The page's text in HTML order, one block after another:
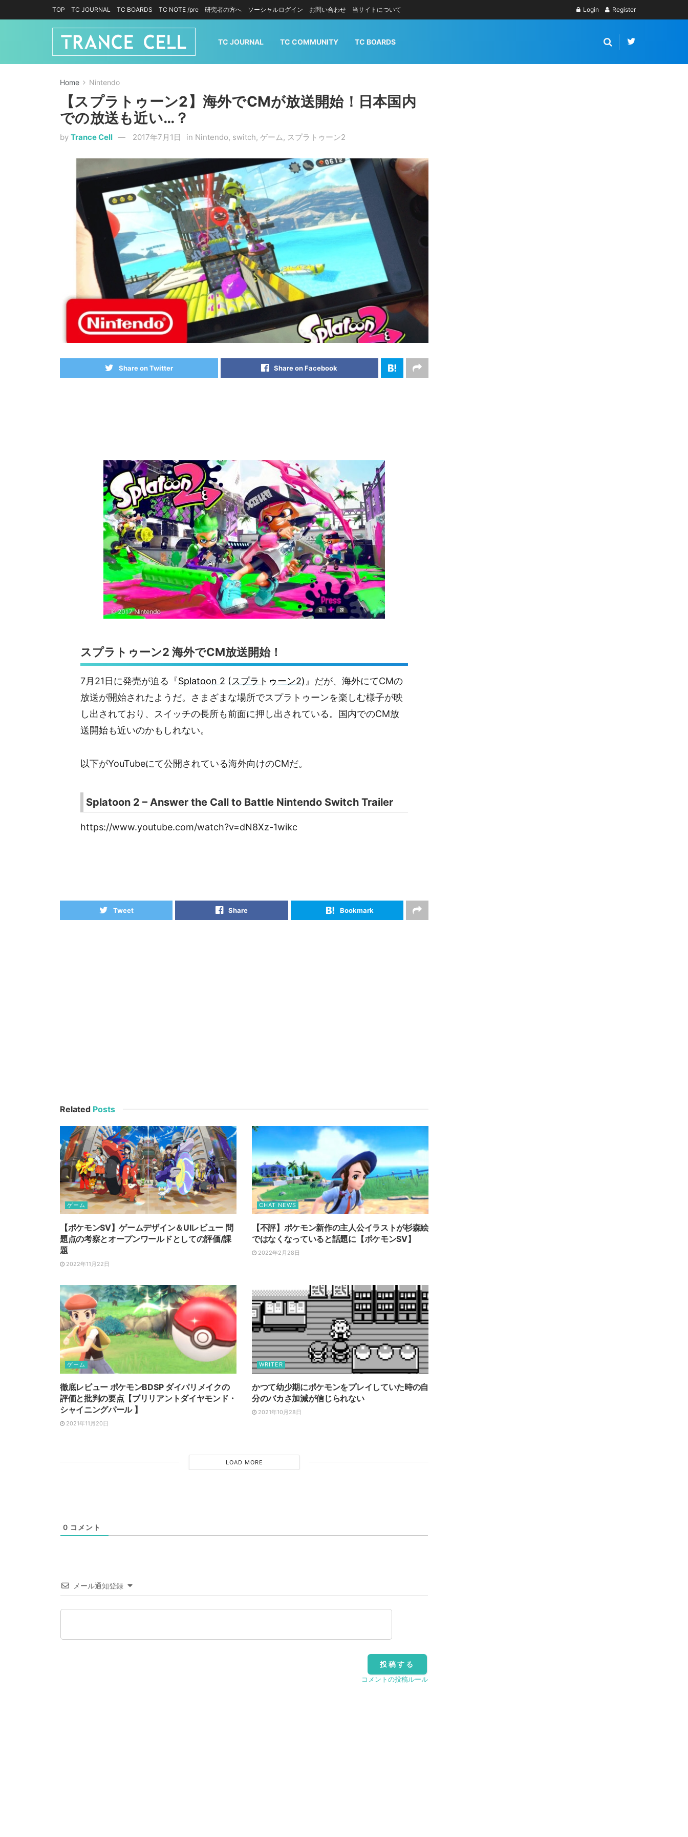
TOP TC JOURNAL TC BOARDS TC NOTE /pre 研究者の方へ ソーシャルログイン お問い合わせ 当サイトについて Login Register
TC JOURNAL TC COMMUNITY TC BOARDS
Home Nintendo
【スプラトゥーン2】海外でCMが放送開始！日本国内
での放送も近い…？
by Trance Cell 2017年7月1日 in Nintendo, switch, ゲーム, スプラトゥーン2
Share on Twitter Share on Facebook
スプラトゥーン2 海外でCM放送開始！
7月21日に発売が迫る『Splatoon 2 (スプラトゥーン2)』だが、海外にてCMの
放送が開始されたようだ。さまざまな場所でスプラトゥーンを楽しむ様子が映
し出されており、スイッチの長所も前面に押し出されている。国内でのCM放
送開始も近いのかもしれない。
以下がYouTubeにて公開されている海外向けのCMだ。
Splatoon 2 – Answer the Call to Battle Nintendo Switch Trailer
https://www.youtube.com/watch?v=dN8Xz-1wikc
Tweet Share Bookmark
Related Posts
ゲーム
【ポケモンSV】ゲームデザイン＆UIレビュー 問
題点の考察とオープンワールドとしての評価/課
題
2022年11月22日
CHAT NEWS
【不評】ポケモン新作の主人公イラストが杉森絵
ではなくなっていると話題に【ポケモンSV】
2022年2月28日
ゲーム
徹底レビュー ポケモンBDSP ダイパリメイクの
評価と批判の要点【ブリリアントダイヤモンド・
シャイニングパール 】
2021年11月20日
WRITER
かつて幼少期にポケモンをプレイしていた時の自
分のバカさ加減が信じられない
2021年10月28日
LOAD MORE
メール通知登録
コメントの投稿ルール
0 コメント